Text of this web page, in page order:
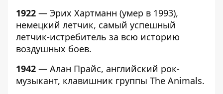
1922 — Эрих Хартманн (умер в 1993),
немецкий летчик, самый успешный
летчик-истребитель за всю историю
воздушных боев.
1942 — Алан Прайс, английский рок-
музыкант, клавишник группы The Animals.